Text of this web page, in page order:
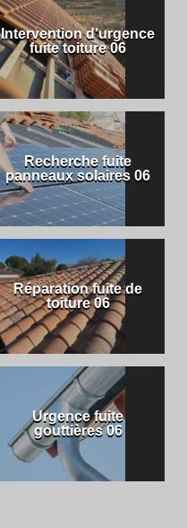
Intervention d'urgence
fuite toiture 06
Recherche fuite
panneaux solaires 06
Réparation fuite de
toiture 06
Urgence fuite
gouttières 06